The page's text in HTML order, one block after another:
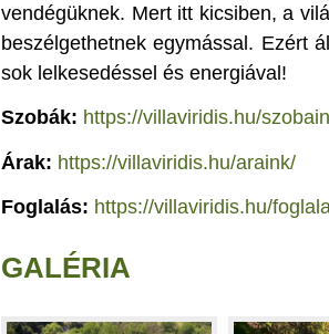
vendégüknek. Mert itt kicsiben, a
beszélgethetnek egymással. Ezért
sok lelkesedéssel és energiával!
Szobák: https://villaviridis.hu/
Árak: https://villaviridis.hu/araink/
Foglalás: https://villaviridis.hu/
GALÉRIA